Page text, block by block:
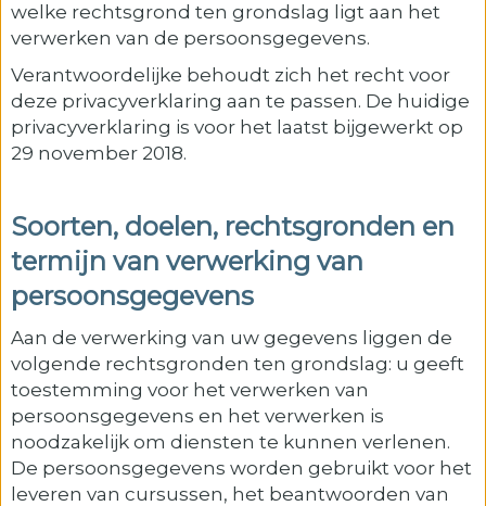
welke rechtsgrond ten grondslag ligt aan het
verwerken van de persoonsgegevens.
Verantwoordelijke behoudt zich het recht voor
deze privacyverklaring aan te passen. De huidige
privacyverklaring is voor het laatst bijgewerkt op
29 november 2018.
Soorten, doelen, rechtsgronden en
termijn van verwerking van
persoonsgegevens
Aan de verwerking van uw gegevens liggen de
volgende rechtsgronden ten grondslag: u geeft
toestemming voor het verwerken van
persoonsgegevens en het verwerken is
noodzakelijk om diensten te kunnen verlenen.
De persoonsgegevens worden gebruikt voor het
leveren van cursussen, het beantwoorden van